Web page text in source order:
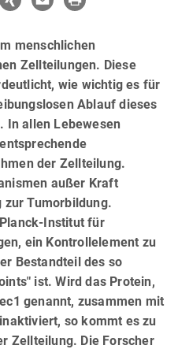
menschlichen
Zellteilungen. Diese
wie wichtig es für
Ablauf dieses
In allen Lebewesen
der Zellteilung.
außer Kraft
Tumorbildung.
Institut für
ein Kontrollelement zu
Bestandteil des so
ist. Wird das Protein,
genannt, zusammen mit
so kommt es zu
Zellteilung. Die Forscher